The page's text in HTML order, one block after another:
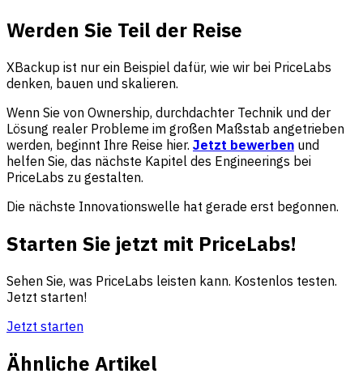
Werden Sie Teil der Reise
XBackup ist nur ein Beispiel dafür, wie wir bei PriceLabs
denken, bauen und skalieren.
Wenn Sie von Ownership, durchdachter Technik und der
Lösung realer Probleme im großen Maßstab angetrieben
werden, beginnt Ihre Reise hier. Jetzt bewerben und
helfen Sie, das nächste Kapitel des Engineerings bei
PriceLabs zu gestalten.
Die nächste Innovationswelle hat gerade erst begonnen.
Starten Sie jetzt mit PriceLabs!
Sehen Sie, was PriceLabs leisten kann. Kostenlos testen.
Jetzt starten!
Jetzt starten
Ähnliche Artikel